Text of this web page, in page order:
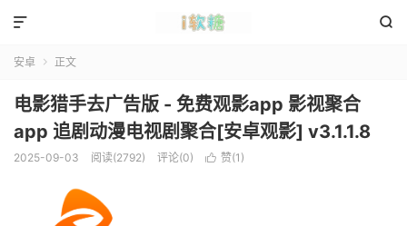


安卓  正文
电影猎手去广告版 - 免费观影app 影视聚合
app 追剧动漫电视剧聚合[安卓观影] v3.1.1.8
2025-09-03 阅读(2792) 评论(0)  赞(1 )